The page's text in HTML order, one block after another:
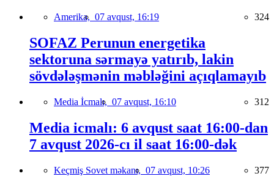
Amerika, 07 avqust, 16:19 324
SOFAZ Perunun energetika
sektoruna sərmayə yatırıb, lakin
sövdələşmənin məbləğini açıqlamayıb
Media İcmalı, 07 avqust, 16:10 312
Media icmalı: 6 avqust saat 16:00-dan
7 avqust 2026-cı il saat 16:00-dək
Keçmiş Sovet məkanı, 07 avqust, 10:26 377